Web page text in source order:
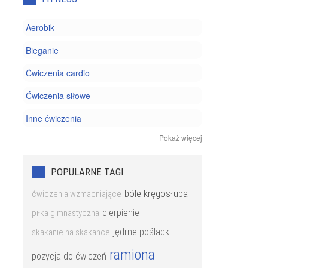
Aerobik
Bieganie
Ćwiczenia cardio
Ćwiczenia siłowe
Inne ćwiczenia
Trening personalny
Pokaż więcej
POPULARNE TAGI
ćwiczenia wzmacniające bóle kręgosłupa
piłka gimnastyczna cierpienie
skakanie na skakance jędrne pośladki
pozycja do ćwiczeń ramiona